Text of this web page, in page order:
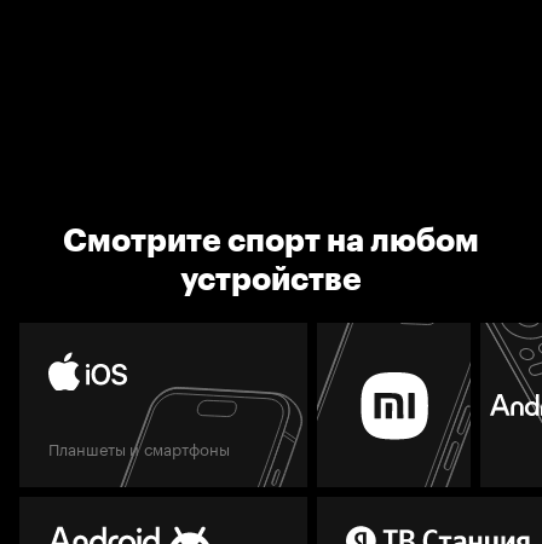
Смотрите спорт на любом
устройстве
Планшеты и смартфоны